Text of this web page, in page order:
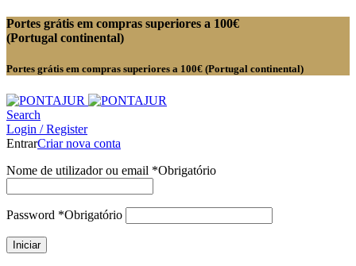
Portes grátis em compras superiores a 100€
(Portugal continental)
Portes grátis em compras superiores a 100€ (Portugal continental)
Search
Login / Register
EntrarCriar nova conta
Nome de utilizador ou email *Obrigatório
Password *Obrigatório
Iniciar